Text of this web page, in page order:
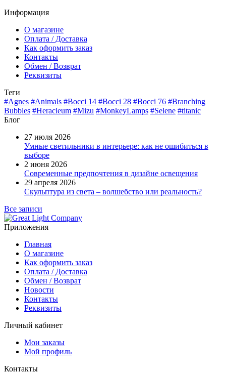
Информация
О магазине
Оплата / Доставка
Как оформить заказ
Контакты
Обмен / Возврат
Реквизиты
Теги
#Agnes #Animals #Bocci 14 #Bocci 28 #Bocci 76 #Branching
Bubbles #Heracleum #Mizu #MonkeyLamps #Selene #titanic
Блог
27 июля 2026
Умные светильники в интерьере: как не ошибиться в
выборе
2 июня 2026
Современные предпочтения в дизайне освещения
29 апреля 2026
Скульптура из света – волшебство или реальность?
Все записи
Приложения
Главная
О магазине
Как оформить заказ
Оплата / Доставка
Обмен / Возврат
Новости
Контакты
Реквизиты
Личный кабинет
Мои заказы
Мой профиль
Контакты